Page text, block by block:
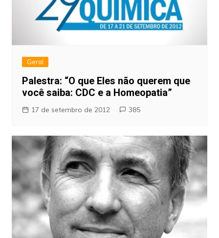
Geral
Palestra: “O que Eles não querem que
você saiba: CDC e a Homeopatia”
17 de setembro de 2012 385